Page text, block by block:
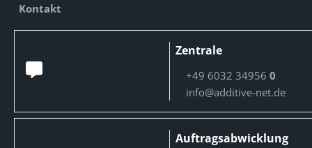
Kontakt
Zentrale
+49 6032 349560
info@additive-net.de
Auftragsabwicklung